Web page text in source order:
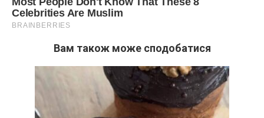
Вам також може сподобатися